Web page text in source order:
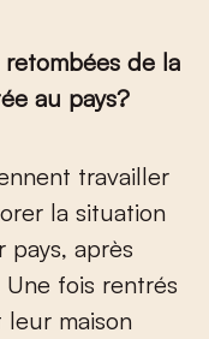
de la
au pays?
travailler
la situation
pays, après
fois rentrés
maison